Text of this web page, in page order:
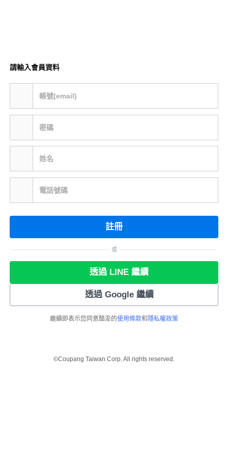
請輸入會員資料
帳號(email)
密碼
姓名
電話號碼
註冊
或
透過 LINE 繼續
透過 Google 繼續
繼續即表示您同意酷澎的使用條款和 隱私權政策
©Coupang Taiwan Corp. All rights reserved.